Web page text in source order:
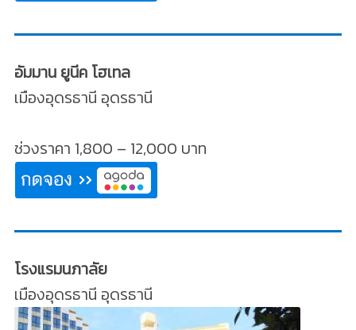
อัมมาน ยูนีค โฮเทล
เมืองอุดรธานี อุดรธานี
ช่วงราคา 1,800 – 12,000 บาท
โรงแรมนภาลัย
เมืองอุดรธานี อุดรธานี